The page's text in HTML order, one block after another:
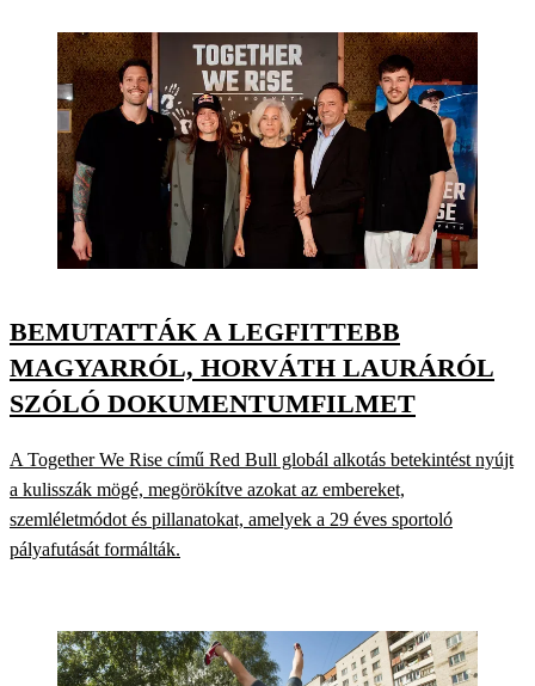
BEMUTATTÁK A LEGFITTEBB
MAGYARRÓL, HORVÁTH LAURÁRÓL
SZÓLÓ DOKUMENTUMFILMET
A Together We Rise című Red Bull globál alkotás betekintést nyújt
a kulisszák mögé, megörökítve azokat az embereket,
szemléletmódot és pillanatokat, amelyek a 29 éves sportoló
pályafutását formálták.